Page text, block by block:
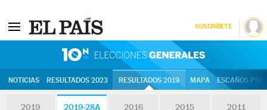
SUSCRÍBETE
NOTICIAS RESULTADOS 2023 RESULTADOS 2019 MAPA ESCAÑOS
2019 2019-28A 2016 2015 2011